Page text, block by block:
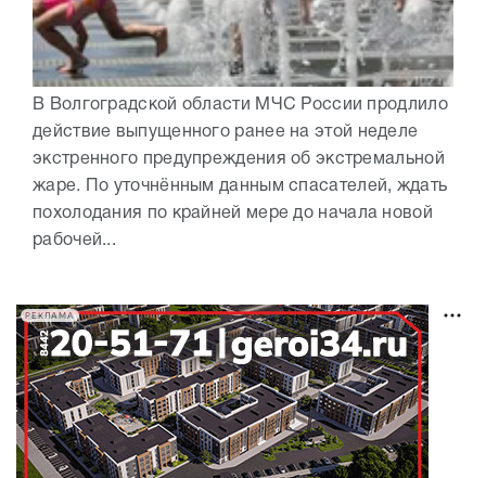
В Волгоградской области МЧС России продлило
действие выпущенного ранее на этой неделе
экстренного предупреждения об экстремальной
жаре. По уточнённым данным спасателей, ждать
похолодания по крайней мере до начала новой
рабочей...
РЕКЛАМА